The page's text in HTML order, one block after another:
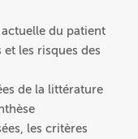
du patient
les risques des
de la littérature
les critères